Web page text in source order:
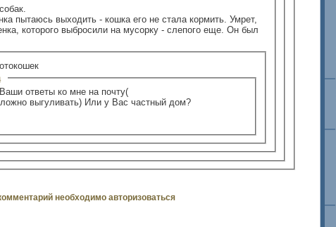
пытаюсь выходить - кошка его не стала кормить. Умрет,
которого выбросили на мусорку - слепого еще. Он был
ответы ко мне на почту(
выгуливать) Или у Вас частный дом?
необходимо авторизоваться